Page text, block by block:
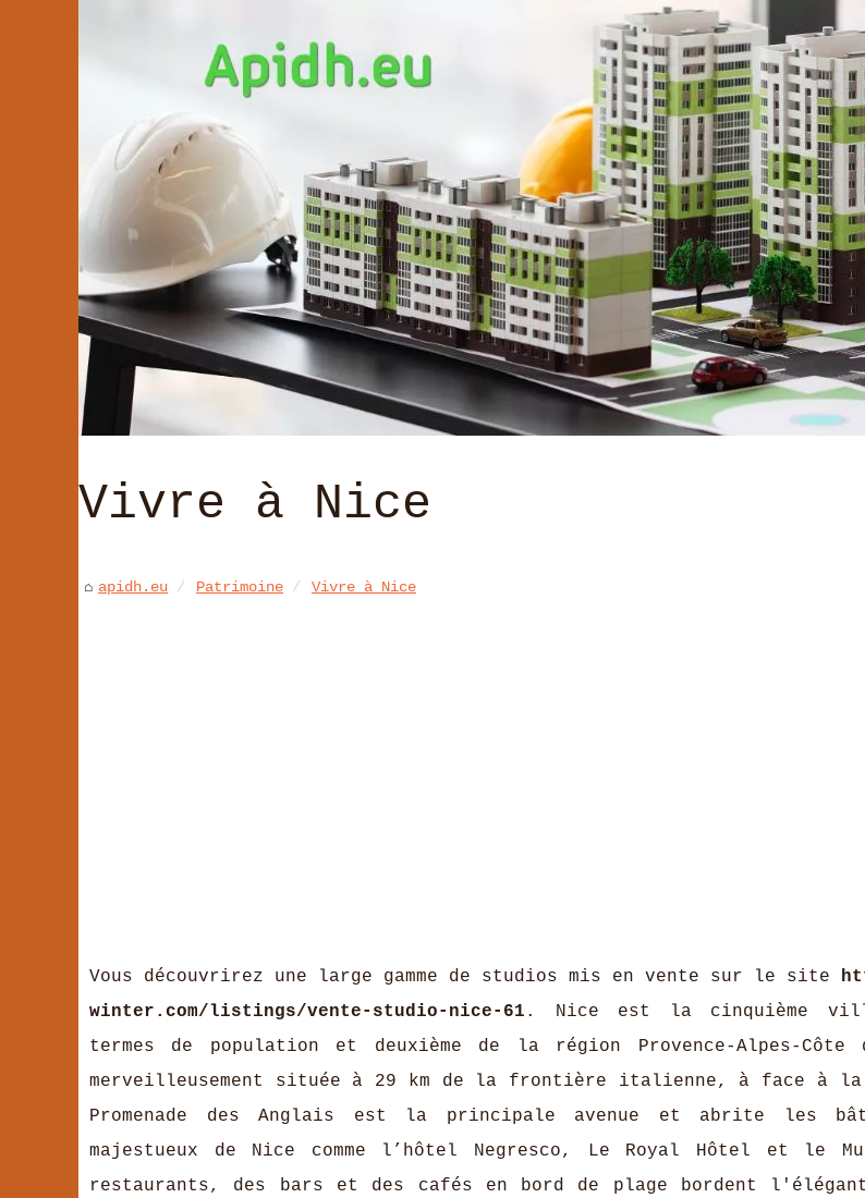
Vivre à Nice
apidh.eu Patrimoine Vivre à Nice
Vous découvrirez une large gamme de studios mis en vente sur le site
winter.com/listings/vente-studio-nice-61 . Nice est la cinquième
termes de population et deuxième de la région Provence-Alpes-
merveilleusement située à 29 km de la frontière italienne, à face à la
Promenade des Anglais est la principale avenue et abrite les
majestueux de Nice comme l’hôtel Negresco, Le Royal Hôtel et le
restaurants, des bars et des cafés en bord de plage bordent